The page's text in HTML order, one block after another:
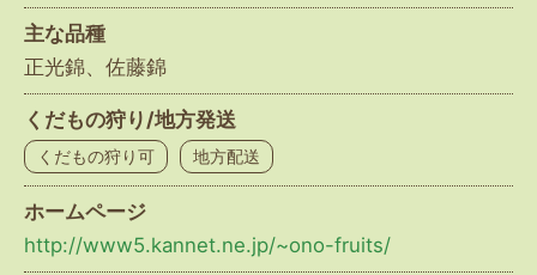
主な品種
正光錦、佐藤錦
くだもの狩り/地方発送
くだもの狩り可 地方配送
ホームページ
http://www5.kannet.ne.jp/~ono-fruits/